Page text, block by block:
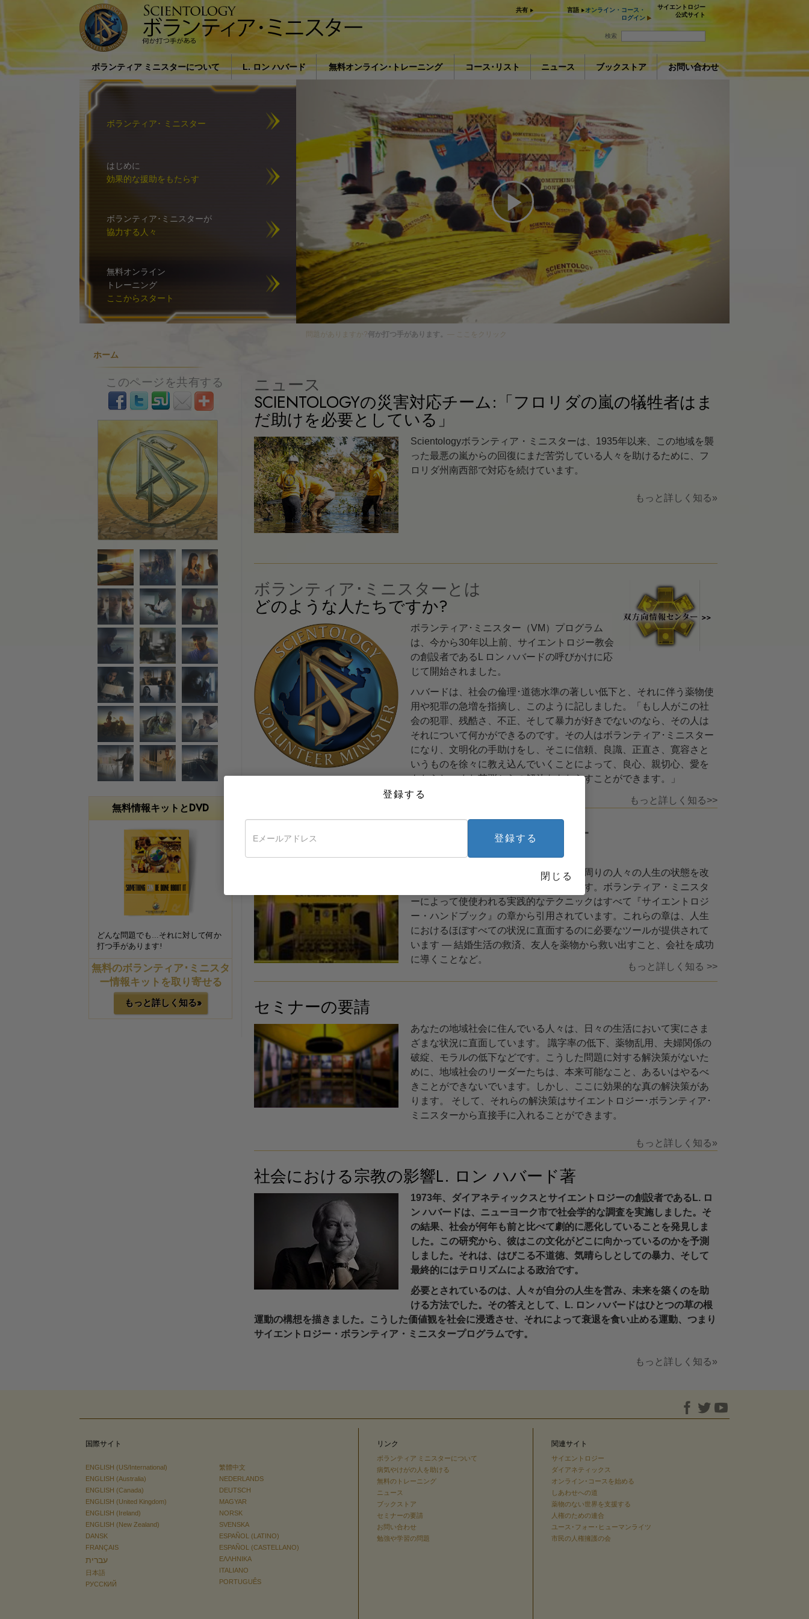
共有 言語
オンライン・コース・
ログイン
サイエントロジー
公式サイト
検索
ボランティア ミニスターについて
ボランティア･ミニスターとはどの
私たちが援助する理由
L. ロン ハバード
社会における宗教の影響L. ロン ハ
無料オンライン･トレーニング コース･リスト
薬物に対する解決策
病気やけがのためのアシスト
組織化の基礎
抑圧の原因
子供
うまくコミュニケーションを取る
理解を構成するもの
存在のダイナミックス
感情のトーン･スケール
エシックスとコンディション
高潔さと正直さ
結婚
危険な環境に対する解決策
ニュース ブックストア お問い合わせ
ボランティア･ ミニスター
はじめに
効果的な援助をもたらす
ボランティア･ミニスターが
協力する人々
無料オンライン
トレーニング
ここからスタート
Play
Video
ストレス、不安、うつ?何か打つ手があります。 — ここをクリック
ホーム
ニュース
SCIENTOLOGYの災害対応チーム:「フロリダの嵐の犠牲者はま
だ助けを必要としている」
Scientologyボランティア・ミニスターは、1935年以来、この地域を襲
った最悪の嵐からの回復にまだ苦労している人々を助けるために、フ
ロリダ州南西部で対応を続けています。
もっと詳しく知る»
ボランティア･ミニスターとは
どのような人たちですか?
ボランティア･ミニスター（VM）プログラム
は、今から30年以上前、サイエントロジー教会
の創設者であるL ロン ハバードの呼びかけに応
じて開始されました。
ハバードは、社会の倫理･道徳水準の著しい低下と、それに伴う薬物使
用や犯罪の急増を指摘し、このように記しました。「もし人がこの社
会の犯罪、残酷さ、不正、そして暴力が好きでないのなら、その人は
それについて何かができるのです。その人はボランティア･ミニスター
になり、文明化の手助けをし、そこに信頼、良識、正直さ、寛容さと
いうものを徐々に教え込んでいくことによって、良心、親切心、愛を
もたらし、また苦悩からの解放をもたらすことができます。」
もっと詳しく知る>>
サイエントロジー･ボランティア･ミニスター
無料オンライン･コース
サイエントロジーには、あなたの人生や周りの人々の人生の状態を改
善するための、実践的な解決策があります。ボランティア・ミニスタ
ーによって使使われる実践的なテクニックはすべて『サイエントロジ
ー・ハンドブック』の章から引用されています。
これらの章は、人生
におけるほぼすべての状況に直面するのに必要なツールが提供されて
います ― 結婚生活の救済、友人を薬物から救い出すこと、会社を成功
に導くことなど。
もっと詳しく知る >>
セミナーの要請
あなたの地域社会に住んでいる人々は、日々の生活において実にさま
ざまな状況に直面しています。 識字率の低下、薬物乱用、夫婦関係の
破綻、モラルの低下などです。こうした問題に対する解決策がないた
めに、地域社会のリーダーたちは、本来可能なこと、あるいはやるべ
きことができないでいます。しかし、ここに効果的な真の解決策があ
ります。 そして、それらの解決策はサイエントロジー･ボランティア･
ミニスターから直接手に入れることができます。
もっと詳しく知る»
社会における宗教の影響L. ロン ハバード著
1973年、ダイアネティックスとサイエントロジーの創設者であるL. ロ
ン ハバードは、ニューヨーク市で社会学的な調査を実施しました。そ
の結果、社会が何年も前と比べて劇的に悪化していることを発見しま
した。この研究から、彼はこの文化がどこに向かっているのかを予測
しました。それは、はびこる不道徳、気晴らしとしての暴力、そして
最終的にはテロリズムによる政治です。
必要とされているのは、人々が自分の人生を営み、未来を築くのを助
ける方法でした。その答えとして、L. ロン ハバードはひとつの草の根
運動の構想を描きました。こうした価値観を社会に浸透させ、それによって衰退を食い止める運動、つまり
サイエントロジー・ボランティア・ミニスタープログラムです。
もっと詳しく知る»
このページを共有する
無料情報キットとDVD
どんな問題でも…それに対して何か
打つ手があります!
無料のボランティア･ミニスタ
ー情報キットを取り寄せる
もっと詳しく知る»
国際サイト
ENGLISH (US/International)
ENGLISH (Australia)
ENGLISH (Canada)
ENGLISH (United Kingdom)
ENGLISH (Ireland)
ENGLISH (New Zealand)
DANSK
FRANÇAIS
עברית
日本語
РУССКИЙ
繁體中文
NEDERLANDS
DEUTSCH
MAGYAR
NORSK
SVENSKA
ESPAÑOL (LATINO)
ESPAÑOL (CASTELLANO)
ΕΛΛΗΝΙΚA
ITALIANO
PORTUGUÊS
リンク
ボランティア ミニスターについて
病気やけがの人を助ける
無料のトレーニング
ニュース
ブックストア
セミナーの要請
お問い合わせ
勉強や学習の問題
関連サイト
サイエントロジー
ダイアネティックス
オンライン･コースを始める
しあわせへの道
薬物のない世界を支援する
人権のための連合
ユース･フォー･ヒューマンライツ
市民の人権擁護の会
登録する
登録する
閉じる